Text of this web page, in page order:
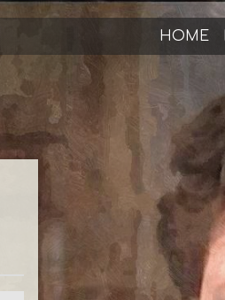
HOME